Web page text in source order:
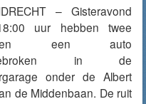
– Gisteravond
uur hebben twee
een auto
in de
onder de Albert
de Middenbaan. De ruit